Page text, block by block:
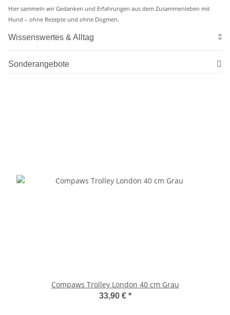
Hier sammeln wir Gedanken und Erfahrungen aus dem Zusammenleben mit
Hund – ohne Rezepte und ohne Dogmen.
Wissenswertes & Alltag
Sonderangebote
Compaws Trolley London 40 cm Grau
33,90 € *